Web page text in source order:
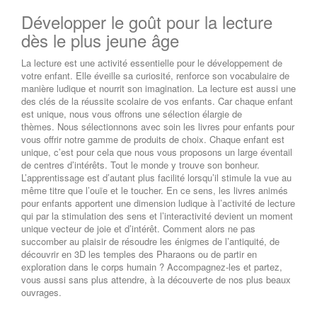
Développer le goût pour la lecture
dès le plus jeune âge
La lecture est une activité essentielle pour le développement de
votre enfant. Elle éveille sa curiosité, renforce son vocabulaire de
manière ludique et nourrit son imagination. La lecture est aussi une
des clés de la réussite scolaire de vos enfants. Car chaque enfant
est unique, nous vous offrons une sélection élargie de
thèmes. Nous sélectionnons avec soin les livres pour enfants pour
vous offrir notre gamme de produits de choix. Chaque enfant est
unique, c’est pour cela que nous vous proposons un large éventail
de centres d’intérêts. Tout le monde y trouve son bonheur.
L’apprentissage est d’autant plus facilité lorsqu’il stimule la vue au
même titre que l’ouïe et le toucher. En ce sens, les livres animés
pour enfants apportent une dimension ludique à l’activité de lecture
qui par la stimulation des sens et l’interactivité devient un moment
unique vecteur de joie et d’intérêt. Comment alors ne pas
succomber au plaisir de résoudre les énigmes de l’antiquité, de
découvrir en 3D les temples des Pharaons ou de partir en
exploration dans le corps humain ? Accompagnez-les et partez,
vous aussi sans plus attendre, à la découverte de nos plus beaux
ouvrages.